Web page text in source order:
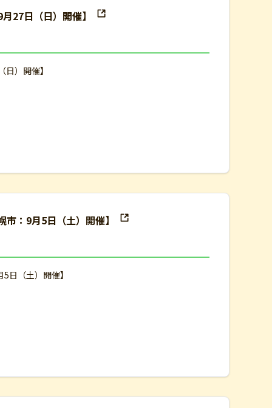
27日（日）開催】
）開催】
：9月5日（土）開催】
日（土）開催】